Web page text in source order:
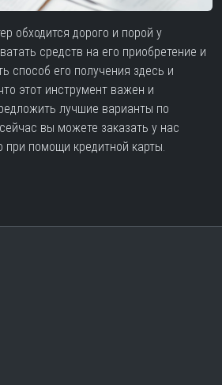
обходится дорого и порой у
средств на его приобретение и
способ его получения здесь и
этот инструмент важен и
лучшие варианты по
вы можете заказать у нас
при помощи кредитной карты.